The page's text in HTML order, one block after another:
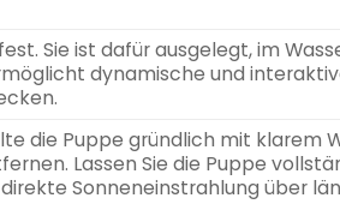
Sie ist dafür ausgelegt, im
dynamische und
die Puppe gründlich mit klarem
Lassen Sie die Puppe
Sonneneinstrahlung über